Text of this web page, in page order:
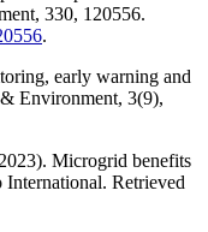
330, 120556.
.
early warning and
Environment, 3(9),
Microgrid benefits
Retrieved